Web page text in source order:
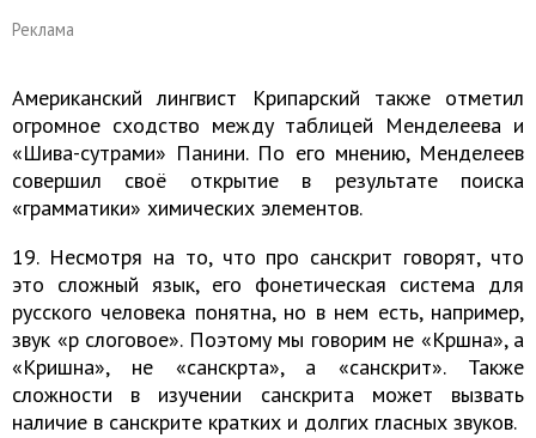
Реклама
Американский лингвист Крипарский также отметил
огромное сходство между таблицей Менделеева и
«Шива-сутрами» Панини. По его мнению, Менделеев
совершил своё открытие в результате поиска
«грамматики» химических элементов.
19. Несмотря на то, что про санскрит говорят, что
это сложный язык, его фонетическая система для
русского человека понятна, но в нем есть, например,
звук «р слоговое». Поэтому мы говорим не «Кршна», а
«Кришна», не «санскрта», а «санскрит». Также
сложности в изучении санскрита может вызвать
наличие в санскрите кратких и долгих гласных звуков.